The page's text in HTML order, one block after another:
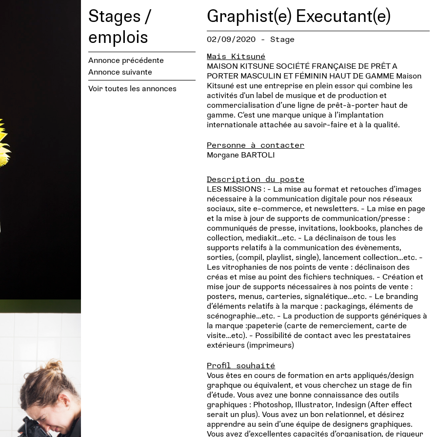
Stages /
emplois
Annonce précédente
Annonce suivante
Voir toutes les annonces
Graphist(e) Executant(e)
02/09/2020 - Stage
Mais Kitsuné
MAISON KITSUNE SOCIÉTÉ FRANÇAISE DE PRÊT A
PORTER MASCULIN ET FÉMININ HAUT DE GAMME Maison
Kitsuné est une entreprise en plein essor qui combine les
activités d'un label de musique et de production et
commercialisation d’une ligne de prêt-à-porter haut de
gamme. C'est une marque unique à l’implantation
internationale attachée au savoir-faire et à la qualité.
Personne à contacter
Morgane BARTOLI
Description du poste
LES MISSIONS : - La mise au format et retouches d’images
nécessaire à la communication digitale pour nos réseaux
sociaux, site e-commerce, et newsletters. - La mise en page
et la mise à jour de supports de communication/presse :
communiqués de presse, invitations, lookbooks, planches de
collection, mediakit…etc. - La déclinaison de tous les
supports relatifs à la communication des évènements,
sorties, (compil, playlist, single), lancement collection…etc. -
Les vitrophanies de nos points de vente : déclinaison des
créas et mise au point des fichiers techniques. - Création et
mise jour de supports nécessaires à nos points de vente :
posters, menus, carteries, signalétique…etc. - Le branding
d’éléments relatifs à la marque : packagings, éléments de
scénographie…etc. - La production de supports génériques à
la marque :papeterie (carte de remerciement, carte de
visite…etc). - Possibilité de contact avec les prestataires
extérieurs (imprimeurs)
Profil souhaité
Vous êtes en cours de formation en arts appliqués/design
graphque ou équivalent, et vous cherchez un stage de fin
d’étude. Vous avez une bonne connaissance des outils
graphiques : Photoshop, Illustrator, Indesign (After effect
serait un plus). Vous avez un bon relationnel, et désirez
apprendre au sein d’une équipe de designers graphiques.
Vous avez d’excellentes capacités d’organisation, de rigueur